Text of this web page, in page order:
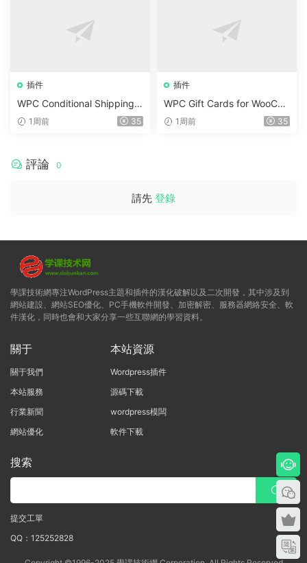
插件
WPC Conditional Shipping &
Payments (Premium) v1.0.2
1周前 35
插件
WPC Gift Cards for WooCo
mmerce (Premium) v1.0.2
1周前 35
評論 0
請先 登錄
學課技術網專注WordPress主題和插件的漢化破解以及二次開發，其中涉及到
網站建設、網站SEO優化、PC手機軟件開發、加密解密、服務器網絡安全、軟
件漢化，同時也會和大家分享一些互聯網的學習資料。
關于
關于我們
本站服務
行業新聞
網站優化
本站資源
Wordpress插件
源碼下載
wordpress模闆
軟件下載
搜索
提交工單
QQ：125252828